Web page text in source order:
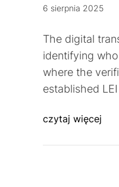
6 sierpnia 2025
The digital
identifying
where the
established
czytaj więcej